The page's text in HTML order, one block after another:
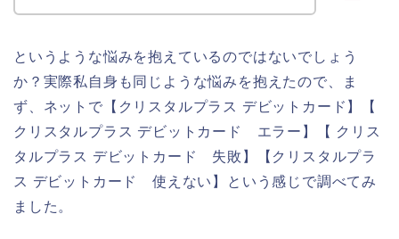
というような悩みを抱えているのではないでしょう
か？実際私自身も同じような悩みを抱えたので、ま
ず、ネットで【クリスタルプラス デビットカード】【
クリスタルプラス デビットカード エラー】【 クリス
タルプラス デビットカード 失敗】【クリスタルプラ
ス デビットカード 使えない】という感じで調べてみ
ました。